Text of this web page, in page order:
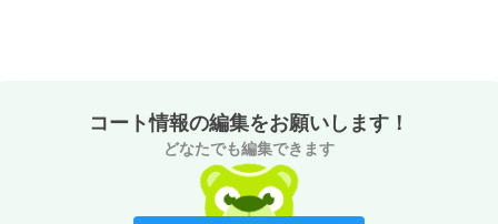
コート情報の編集をお願いします！
どなたでも編集できます